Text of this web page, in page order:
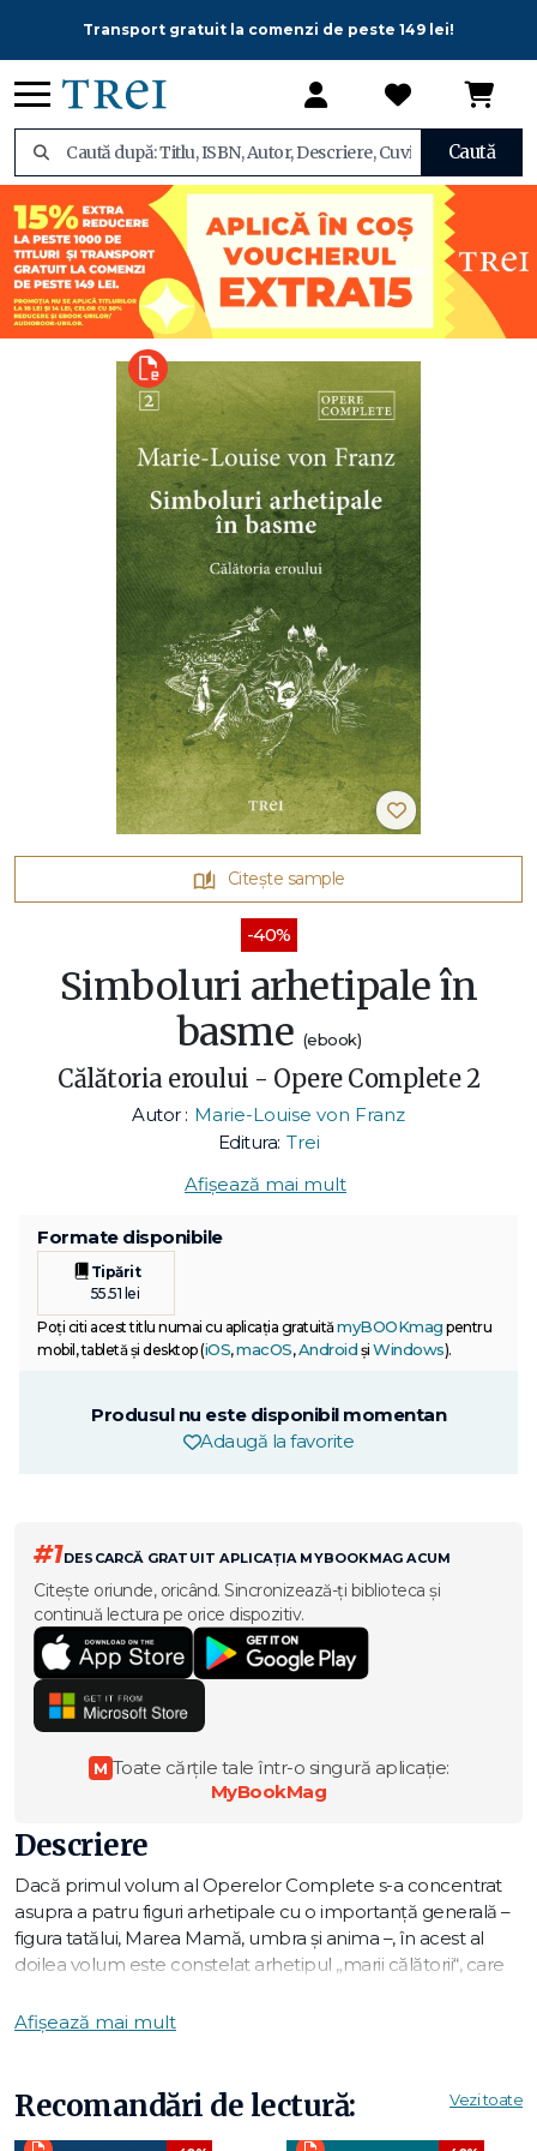
Transport gratuit la comenzi de peste 149 lei!
Caută
Citește sample
-40%
Simboluri arhetipale în
basme (ebook)
Călătoria eroului - Opere Complete 2
Autor : Marie-Louise von Franz
Editura: Trei
Afișează mai mult
Formate disponibile
Tipărit
55.51 lei
Poți citi acest titlu numai cu aplicația gratuitămyBOOKmag pentru
mobil, tabletă și desktop (iOS,macOS,Android și Windows).
Produsul nu este disponibil momentan
Adaugă la favorite
#1DESCARCĂ GRATUIT APLICAȚIA MYBOOKMAG ACUM
Citește oriunde, oricând. Sincronizează-ți biblioteca și
continuă lectura pe orice dispozitiv.
M Toate cărțile tale într-o singură aplicație:
MyBookMag
Descriere
Dacă primul volum al Operelor Complete s-a concentrat
asupra a patru figuri arhetipale cu o importanță generală –
figura tatălui, Marea Mamă, umbra și anima –, în acest al
doilea volum este constelat arhetipul „marii călătorii“, care
Marea călătorie este o încercare plină de aventuri de a găsi
simbolizează procesul dezvoltăriiinterioare, al individuării.
Afișează mai mult
Recomandări de lectură: Vezi toate